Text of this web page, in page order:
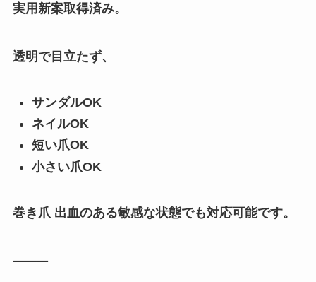
実用新案取得済み。
透明で目立たず、
サンダルOK
ネイルOK
短い爪OK
小さい爪OK
巻き爪 出血のある敏感な状態でも対応可能です。
⸻